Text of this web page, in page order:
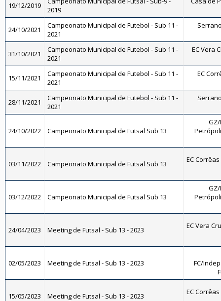
19/12/2019
2019
24/10/2021
Campeonato Municipal de Futebol - Sub 11 -
2021
31/10/2021
Campeonato Municipal de Futebol - Sub 11 -
2021
EC Vera
15/11/2021
Campeonato Municipal de Futebol - Sub 11 -
2021
EC
28/11/2021
Campeonato Municipal de Futebol - Sub 11 -
2021
24/10/2022 Campeonato Municipal de Futsal Sub 13
03/11/2022 Campeonato Municipal de Futsal Sub 13 EC
03/12/2022 Campeonato Municipal de Futsal Sub 13
24/04/2023 Meeting de Futsal - Sub 13 - 2023 EC Vera
02/05/2023 Meeting de Futsal - Sub 13 - 2023
FC/
15/05/2023 Meeting de Futsal - Sub 13 - 2023 EC